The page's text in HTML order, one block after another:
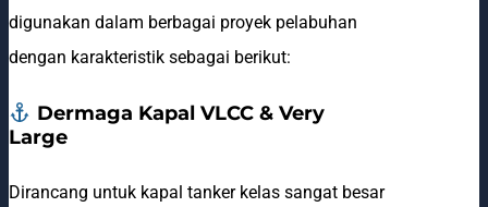
digunakan dalam berbagai proyek pelabuhan
dengan karakteristik sebagai berikut:
Dermaga Kapal VLCC & Very
Large
Dirancang untuk kapal tanker kelas sangat besar